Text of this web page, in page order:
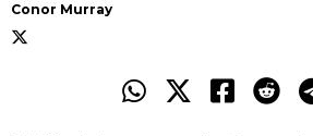
Conor Murray